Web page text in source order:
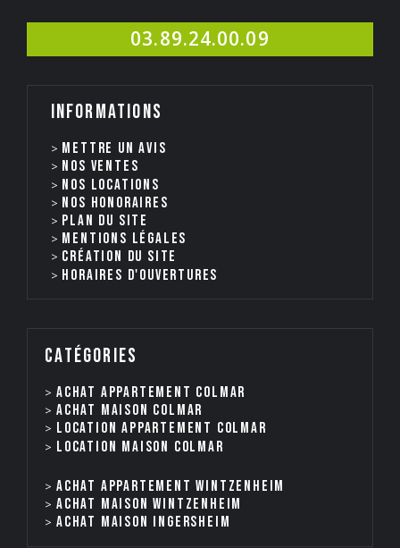
03.89.24.00.09
Informations
Mettre un avis
Nos ventes
nos locations
Nos honoraires
Plan du site
Mentions légales
Création du site
Horaires d'ouvertures
catégories
Achat appartement Colmar
Achat maison Colmar
Location appartement Colmar
Location maison Colmar
Achat appartement Wintzenheim
Achat maison Wintzenheim
Achat maison Ingersheim